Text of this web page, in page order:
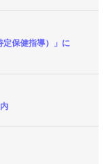
保健指導）」に